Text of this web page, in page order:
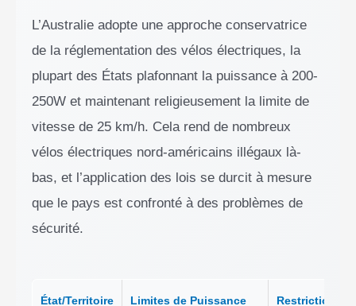
L’Australie adopte une approche conservatrice
de la réglementation des vélos électriques, la
plupart des États plafonnant la puissance à 200-
250W et maintenant religieusement la limite de
vitesse de 25 km/h. Cela rend de nombreux
vélos électriques nord-américains illégaux là-
bas, et l’application des lois se durcit à mesure
que le pays est confronté à des problèmes de
sécurité.
État/Territoire Limites de Puissance Restrictions